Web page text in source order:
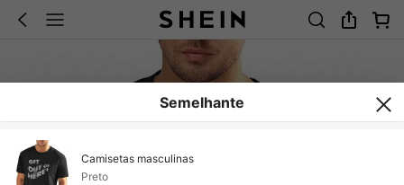
Semelhante
Camisetas masculinas
Preto